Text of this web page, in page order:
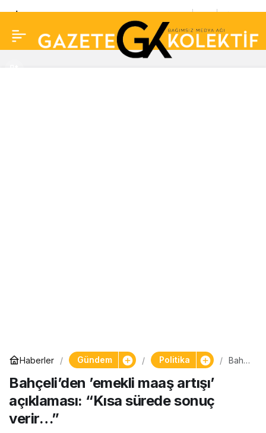
Haberler Gündem Politika
Bahç
Bahçeli’den ’emekli maaş artışı’
açıklaması: “Kısa sürede sonuç
verir…”
Ankara’ya yürüyüşü